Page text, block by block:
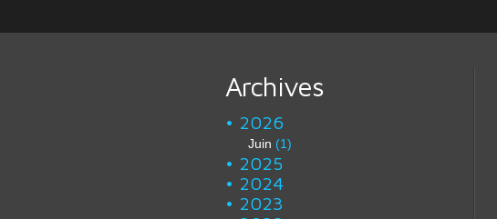
Archives
2026
Juin (1)
2025
2024
2023